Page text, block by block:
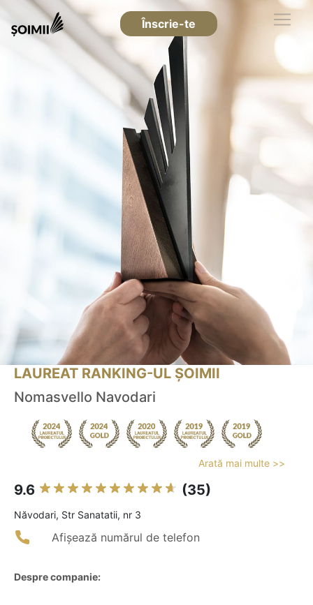
Înscrie-te
LAUREAT RANKING-UL ȘOIMII
Nomasvello Navodari
Arată mai multe >>
9.6 (35)
Năvodari, Str Sanatatii, nr 3
Afișează numărul de telefon
Despre companie: